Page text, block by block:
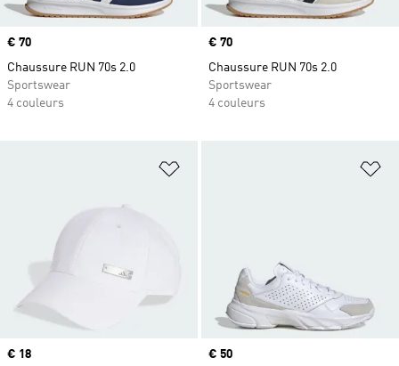
Prix
€ 70
Chaussure RUN 70s 2.0
Sportswear
4 couleurs
Prix
€ 70
Chaussure RUN 70s 2.0
Sportswear
4 couleurs
Ajouter à la Liste de produits
Prix
€ 18
Prix actuel
€ 50